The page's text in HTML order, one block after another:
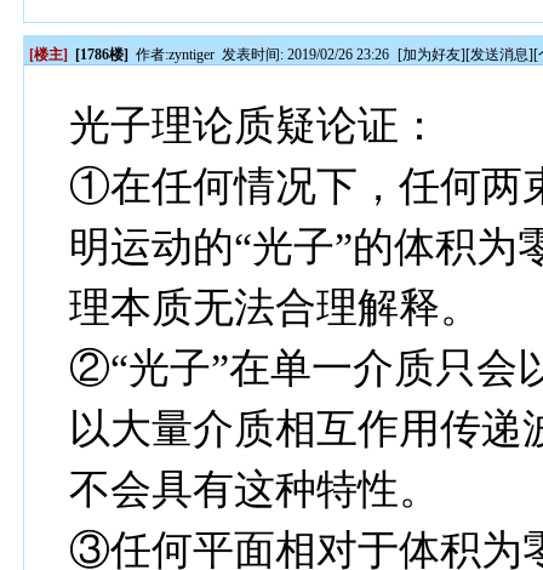
[楼主] [1786楼] 作者:zyntiger 发表时间: 2019/02/26 23:26 [加为好友][发送消息][
光子理论质疑论证：
①在任何情况下，任何两
明运动的“光子”的体积为
理本质无法合理解释。
②“光子”在单一介质只会
以大量介质相互作用传
不会具有这种特性。
③任何平面相对于体积为